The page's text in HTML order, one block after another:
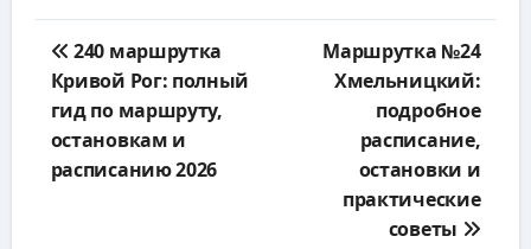
по
записям
240 маршрутка
Кривой Рог: полный
гид по маршруту,
остановкам и
расписанию 2026
Маршрутка №24
Хмельницкий:
подробное
расписание,
остановки и
практические
советы